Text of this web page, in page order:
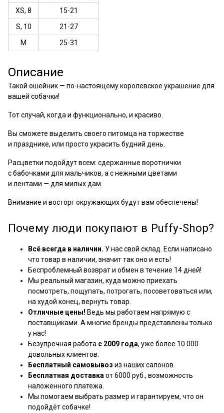
XS, 8
15-21
S, 10
21-27
M
25-31
Описание
Такой ошейник — по-настоящему королевское украшение для
вашей собачки!
Тот случай, когда и функционально, и красиво.
Вы сможете выделить своего питомца на торжестве
и празднике, или просто украсить будний день.
Расцветки подойдут всем: сдержанные воротнички
с бабочками для мальчиков, а с нежными цветами
и лентами — для милых дам.
Внимание и восторг окружающих будут вам обеспечены!
Почему люди покупают в Puffy-Shop?
Всё всегда в наличии. У нас свой склад. Если написано
что товар в наличии, значит так оно и есть!
Беспроблемный возврат и обмен в течение 14 дней!
Мы реальный магазин, куда можно приехать
посмотреть, пощупать, потрогать, посоветоваться или,
на худой конец, вернуть товар.
Отличные цены! Ведь мы работаем напрямую с
поставщиками. А многие бренды представлены только
у нас!
Безупречная работа с 2009 года, уже более 10 000
довольных клиентов.
Бесплатный самовывоз из наших салонов.
Бесплатная доставка от 6000 руб., возможность
наложенного платежа.
Мы помогаем выбрать размер и гарантируем, что он
подойдёт собачке!